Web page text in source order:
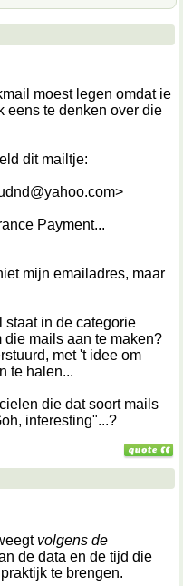
moest legen omdat ie
eens te denken over die
dit mailtje:
Payment...
mijn emailadres, maar
staat in de categorie
die mails aan te maken?
met 't idee om
te halen...
die dat soort mails
interesting"...?
volgens de
de data en de tijd die
te brengen.